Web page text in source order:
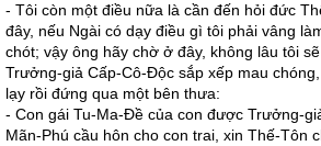
- Tôi còn một điều nữa là cần đến hỏi đức
đây, nếu Ngài có dạy điều gì tôi phải vâng
chót; vậy ông hãy chờ ở đây, không lâu tôi
Trưởng-giả Cấp-Cô-Độc sắp xếp mau
lạy rồi đứng qua một bên thưa:
- Con gái Tu-Ma-Đề của con được Trưởng-
Mãn-Phú cầu hôn cho con trai, xin Thế-Tôn